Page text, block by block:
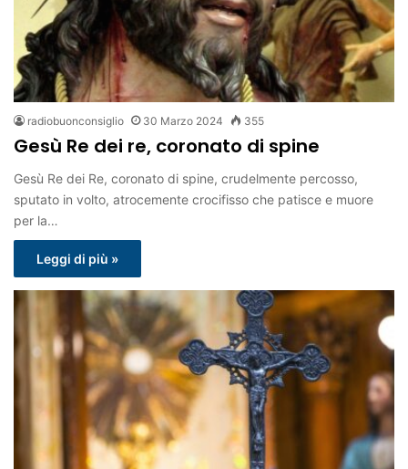
radiobuonconsiglio 30 Marzo 2024 355
Gesù Re dei re, coronato di spine
Gesù Re dei Re, coronato di spine, crudelmente percosso,
sputato in volto, atrocemente crocifisso che patisce e muore
per la…
Leggi di più »